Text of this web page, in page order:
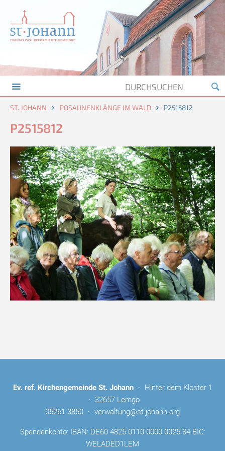
ST. JOHANN POSAUNENKLÄNGE IM WALD P2515812
P2515812
Ev. ref. Kirchengemeinde St. Johann ·
Hinter dem Kloster 1
· 32657 Lemgo
05261 3850 · verwaltung@st-johann.org
Spendenkonto: IBAN: DE60 4825 0110 0000 0025 84 BIC:
WELADED1LEM